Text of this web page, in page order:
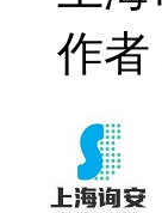
作者